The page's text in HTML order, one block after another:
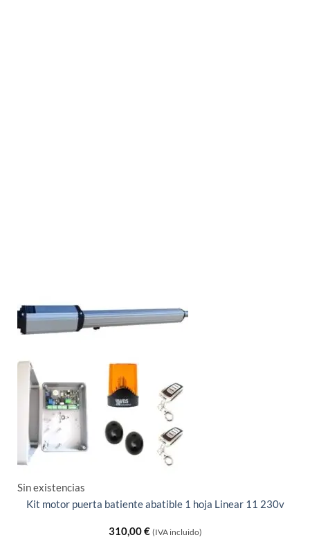
Sin existencias
Kit motor puerta batiente abatible 1 hoja Linear 11 230v
310,00€ (IVA incluido)